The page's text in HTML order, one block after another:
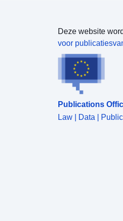
Deze website
voor
Publications
Law | Data |